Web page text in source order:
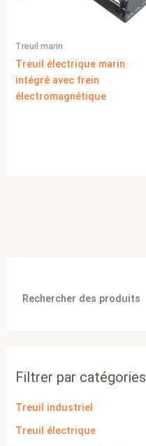
Filtrer par catégories
Treuil industriel
Treuil électrique
Treuil marin
Treuil électrique marin
intégré avec frein
électromagnétique